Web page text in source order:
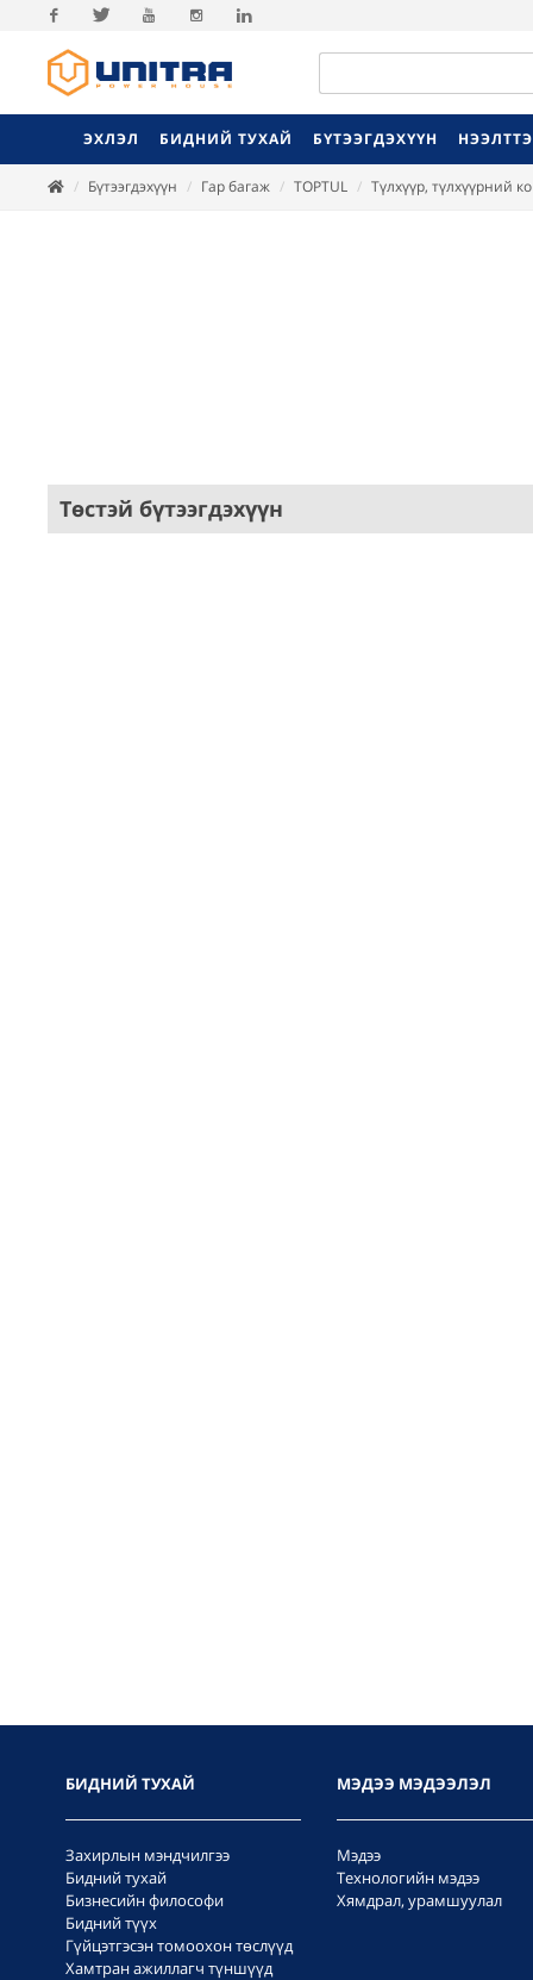
Facebook
ЭХЛЭЛ БИДНИЙ ТУХАЙ БҮТЭЭГДЭХҮҮН
Бүтээгдэхүүн Гар багаж TOPTUL Түлхүүр, түлхүүрний
Төстэй бүтээгдэхүүн
БИДНИЙ ТУХАЙ
Захирлын мэндчилгээ
Бидний тухай
Бизнесийн философи
Бидний түүх
Гүйцэтгэсэн томоохон төслүүд
Хамтран ажиллагч түншүүд
МЭДЭЭ МЭДЭЭЛЭЛ
Мэдээ
Технологийн мэдээ
Хямдрал, урамшуулал